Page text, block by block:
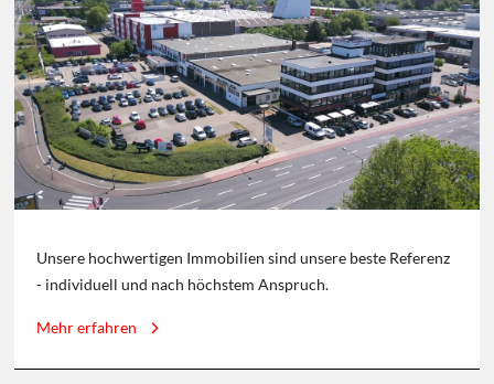
Unsere hochwertigen Immobilien sind unsere beste Referenz
- individuell und nach höchstem Anspruch.
Mehr erfahren